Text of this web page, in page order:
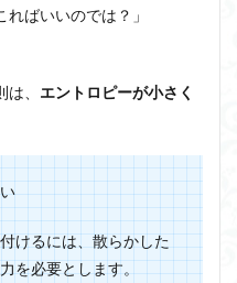
ればいいのでは？」
、 エントロピーが小さく
けるには、散らかした
を必要とします。